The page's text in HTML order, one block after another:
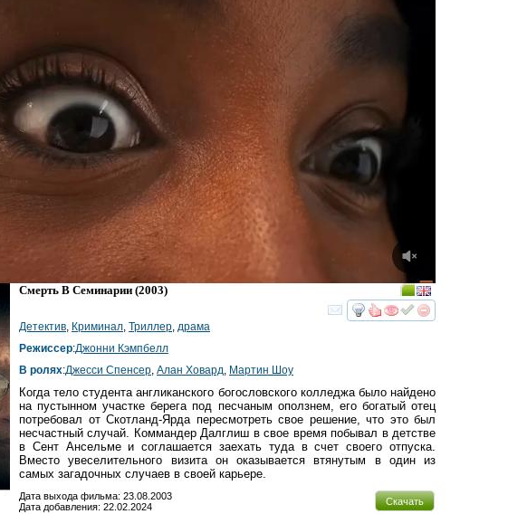
смотретьинтересует
Смерть В Семинарии (2003)
Детектив, Криминал, Триллер, драма
Режиссер:Джонни Кэмпбелл
В ролях:Джесси Спенсер, Алан Ховард, Мартин Шоу
Когда тело студента англиканского богословского колледжа было найдено
на пустынном участке берега под песчаным оползнем, его богатый отец
потребовал от Скотланд-Ярда пересмотреть свое решение, что это был
несчастный случай. Коммандер Далглиш в свое время побывал в детстве
в Сент Ансельме и соглашается заехать туда в счет своего отпуска.
Вместо увеселительного визита он оказывается втянутым в один из
самых загадочных случаев в своей карьере.
Скачать
Дата выхода фильма: 23.08.2003
Дата добавления: 22.02.2024